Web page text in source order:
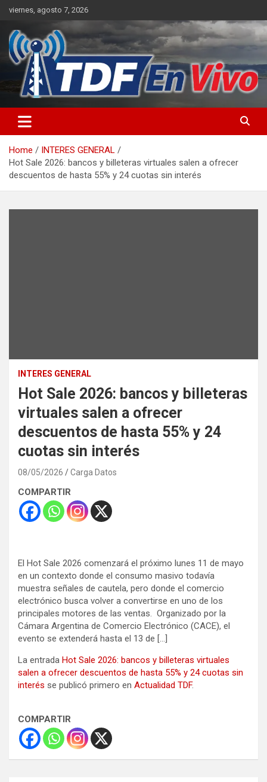
Skip
content
viernes, agosto 7, 2026
Home
INTERES GENERAL
Hot Sale 2026: bancos y billeteras virtuales salen a ofrecer
descuentos de hasta 55% y 24 cuotas sin interés
INTERES GENERAL
Hot Sale 2026: bancos y billeteras
virtuales salen a ofrecer
descuentos de hasta 55% y 24
cuotas sin interés
08/05/2026 Carga Datos
COMPARTIR
El Hot Sale 2026 comenzará el próximo lunes 11 de mayo
en un contexto donde el consumo masivo todavía
muestra señales de cautela, pero donde el comercio
electrónico busca volver a convertirse en uno de los
principales motores de las ventas. Organizado por la
Cámara Argentina de Comercio Electrónico (CACE), el
evento se extenderá hasta el 13 de […]
La entrada Hot Sale 2026: bancos y billeteras virtuales
salen a ofrecer descuentos de hasta 55% y 24 cuotas sin
interés se publicó primero en Actualidad TDF.
COMPARTIR